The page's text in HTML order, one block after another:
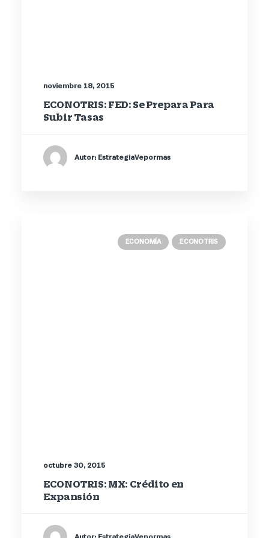
noviembre 18, 2015
ECONOTRIS: FED: Se Prepara Para
Subir Tasas
Autor: EstrategiaVepormas
ECONOMÍA ECONOTRIS
octubre 30, 2015
ECONOTRIS: MX: Crédito en
Expansión
Autor: EstrategiaVepormas